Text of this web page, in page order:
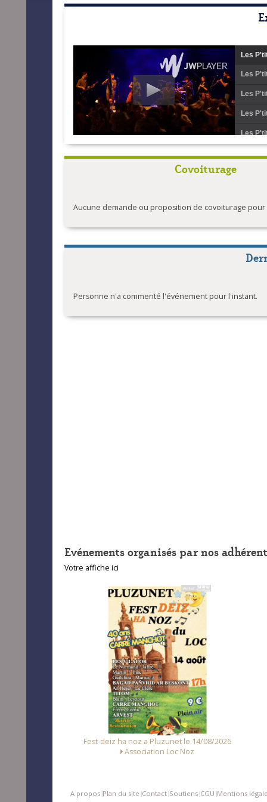
Les
Les
Les
Les
Les
Covoiturage
Aucune demande ou proposition de covoiturage pour
Personne n'a commenté l'événement pour l'instant.
Evénements organisés par nos
Votre affiche ici
Fest Noz a Arzal le 15/08/2026
Alliance des Associations d'Arzal
A propos |Plan du site |Contact |Soutiens |CGU |Mentions